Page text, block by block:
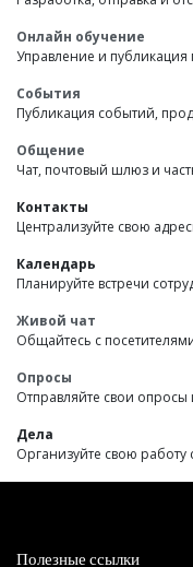
Онлайн обучение
Управление и
События
Публикация событий,
Общение
Чат, почтовый шлюз и
Контакты
Централизуйте свою
Календарь
Планируйте встречи
Живой чат
Общайтесь с
Опросы
Отправляйте свои
Дела
Организуйте свою
Полезные ссылки